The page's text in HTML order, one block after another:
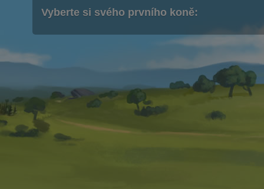
Vyberte si svého prvního koně: